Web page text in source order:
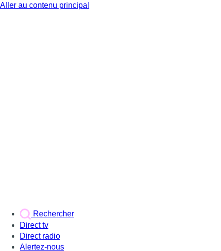
Aller au contenu principal
Rechercher
Direct tv
Direct radio
Alertez-nous